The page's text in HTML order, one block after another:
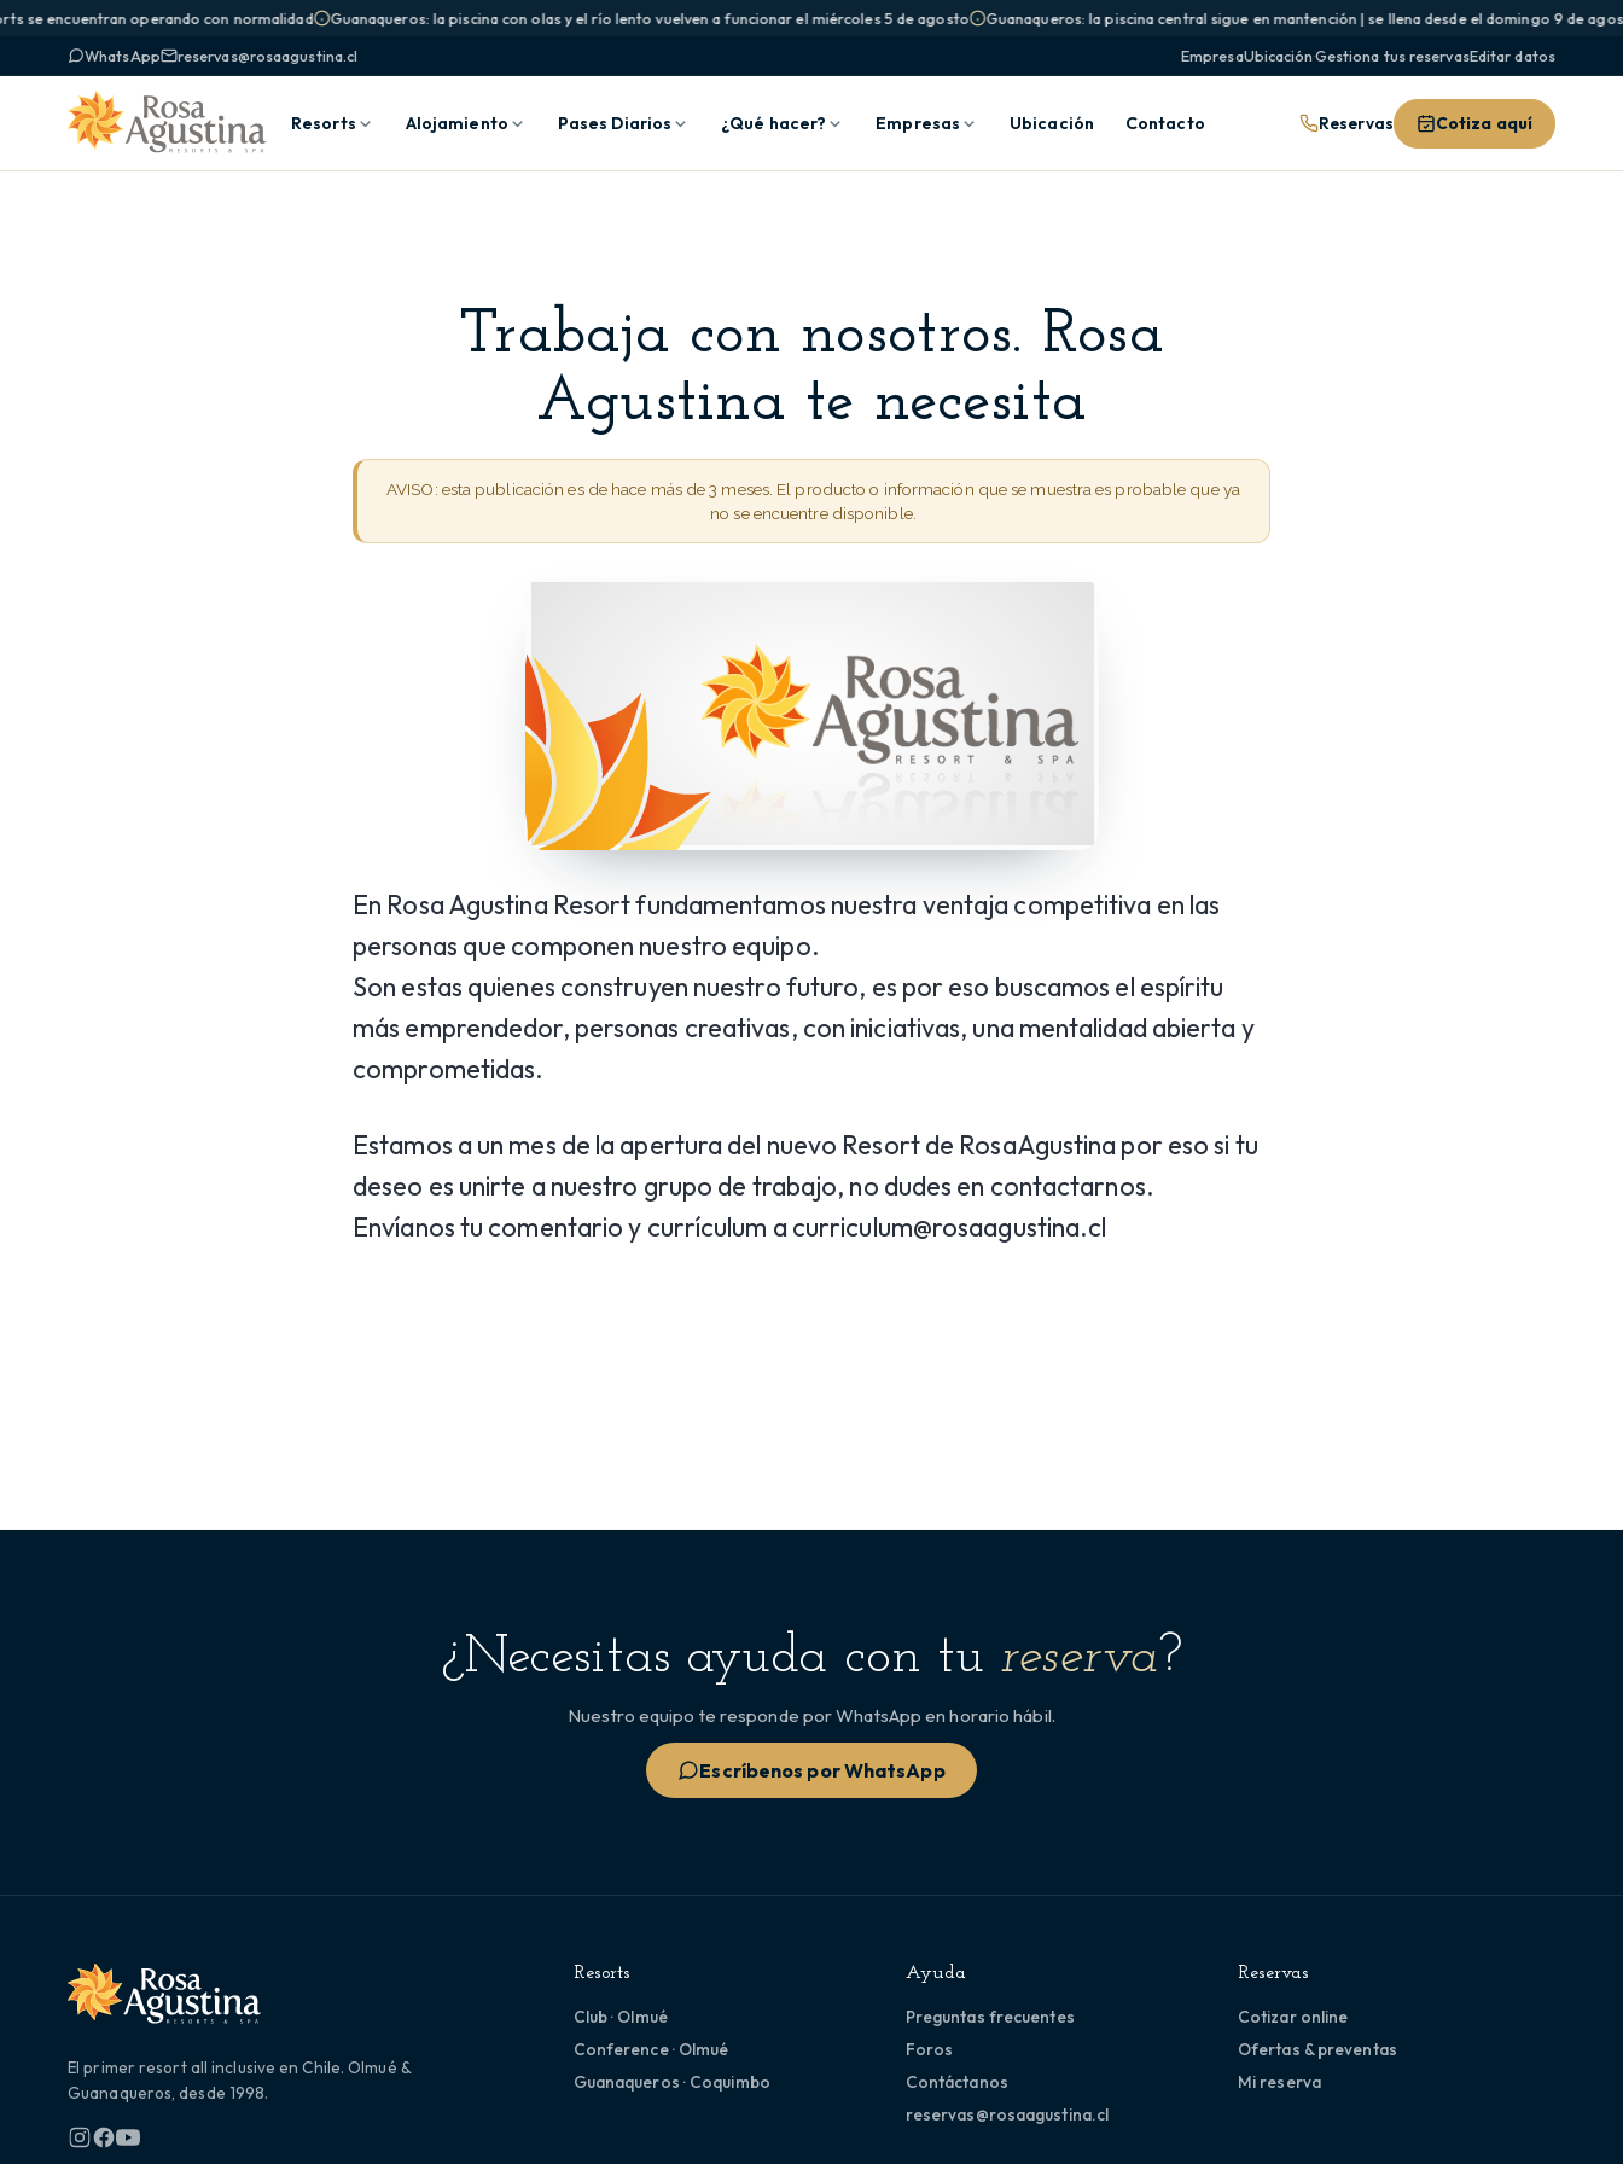
se encuentran operando con normalidad Guanaqueros: la piscina con olas y el río lento vuelven a funcionar el miércoles 5 de agosto
Guanaqueros: la piscina central sigue en mantención | se llena desde el domingo 9 de
WhatsApp
reservas@rosaagustina.cl EmpresaUbicación·Gestiona tus reservasEditar datos
Resorts Alojamiento Pases Diarios ¿Qué hacer? Empresas Ubicación Contacto Reservas Cotiza aquí
Trabaja con nosotros. Rosa
Agustina te necesita
AVISO: esta publicación es de hace más de 3 meses. El producto o información que se muestra es probable que ya
no se encuentre disponible.
En Rosa Agustina Resort fundamentamos nuestra ventaja competitiva en las
personas que componen nuestro equipo.
Son estas quienes construyen nuestro futuro, es por eso buscamos el espíritu
más emprendedor, personas creativas, con iniciativas, una mentalidad abierta y
comprometidas.
Estamos a un mes de la apertura del nuevo Resort de RosaAgustina por eso si tu
deseo es unirte a nuestro grupo de trabajo, no dudes en contactarnos.
Envíanos tu comentario y currículum a curriculum@rosaagustina.cl
¿Necesitas ayuda con tu reserva?
Nuestro equipo te responde por WhatsApp en horario hábil.
Escríbenos por WhatsApp
El primer resort all inclusive en Chile. Olmué &
Guanaqueros, desde 1998.
Resorts
Club · Olmué
Conference · Olmué
Guanaqueros · Coquimbo
Ayuda
Preguntas frecuentes
Foros
Contáctanos
reservas@rosaagustina.cl
Reservas
Cotizar online
Ofertas & preventas
Mi reserva